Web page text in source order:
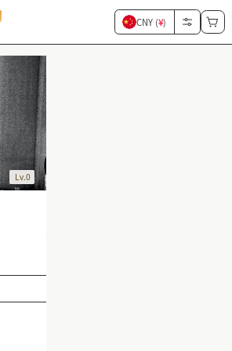
CNY (¥)
Lv.0